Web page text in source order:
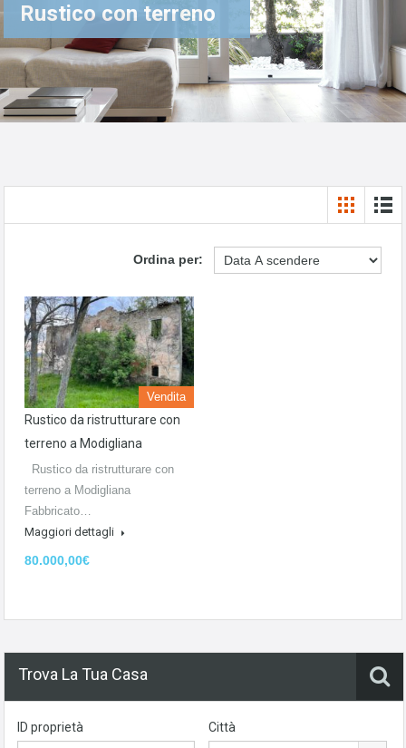
Rustico con terreno
Ordina per:
Vendita
Rustico da ristrutturare con
terreno a Modigliana
Rustico da ristrutturare con
terreno a Modigliana
Fabbricato…
Maggiori dettagli
80.000,00€
Trova La Tua Casa
ID proprietà Città